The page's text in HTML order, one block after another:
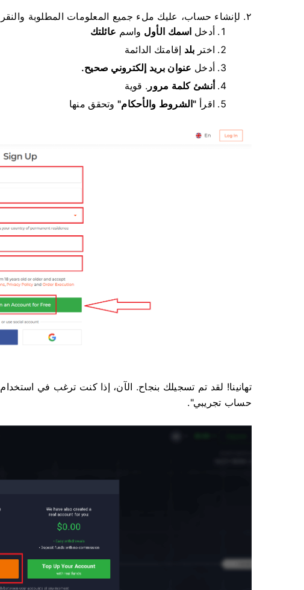
٢. لإنشاء حساب، عليك ملء جميع المعلومات المطلوبة والنقر على "فتح حساب مجاني".
أدخل اسمك الأول واسم عائلتك
اختر بلد إقامتك الدائمة
أدخل عنوان بريد إلكتروني صحيح.
أنشئ كلمة مرور
قوية .
اقرأ "الشروط والأحكام" وتحقق منها
تهانينا! لقد تم تسجيلك بنجاح. الآن، إذا كنت ترغب في استخدام
حساب تجريبي".